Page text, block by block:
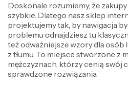
Doskonale rozumiemy, że
szybkie. Dlatego nasz sklep
projektujemy tak, by nawigacja
problemu odnajdziesz tu
też odważniejsze wzory dla
z tłumu. To miejsce stworzone z
mężczyznach, którzy cenią swój
sprawdzone rozwiązania.